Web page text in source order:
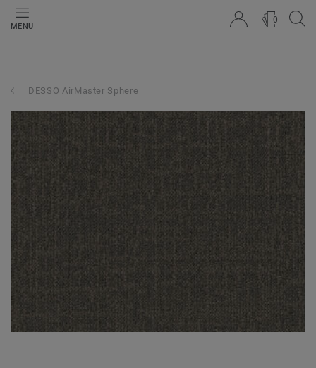
MENU
0
DESSO AirMaster Sphere